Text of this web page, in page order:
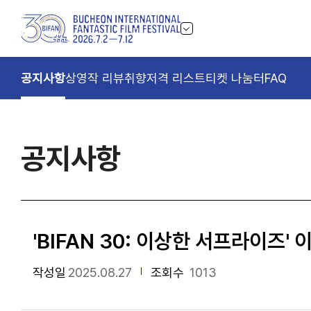
공지사항상영작 리뷰취향저격 리스트티켓 나눔터FAQ
공지사항
'BIFAN 30: 이상한 서프라이즈'
작성일 2025.08.27 조회수 1013